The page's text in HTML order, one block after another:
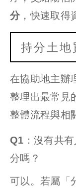
分，快速取得
持分土地
在協助地主辦
整理出最常見
整體流程與相
Q1：沒有共
分嗎？
可以。若屬「